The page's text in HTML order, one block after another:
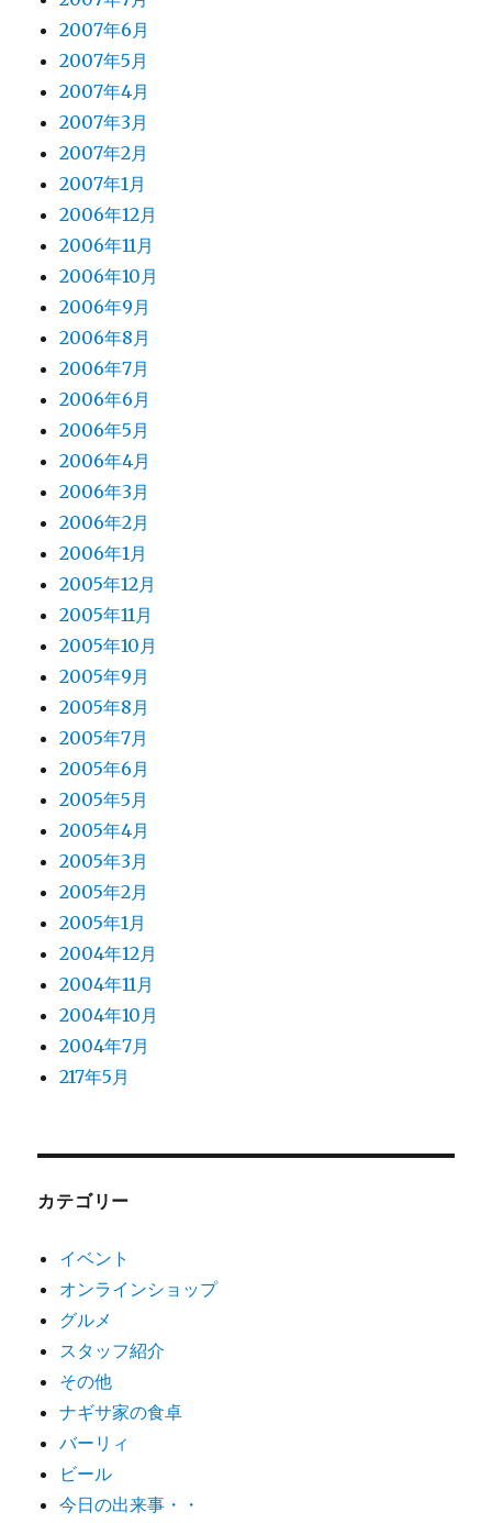
2007年6月
2007年5月
2007年4月
2007年3月
2007年2月
2007年1月
2006年12月
2006年11月
2006年10月
2006年9月
2006年8月
2006年7月
2006年6月
2006年5月
2006年4月
2006年3月
2006年2月
2006年1月
2005年12月
2005年11月
2005年10月
2005年9月
2005年8月
2005年7月
2005年6月
2005年5月
2005年4月
2005年3月
2005年2月
2005年1月
2004年12月
2004年11月
2004年10月
2004年7月
217年5月
カテゴリー
イベント
オンラインショップ
グルメ
スタッフ紹介
その他
ナギサ家の食卓
バーリィ
ビール
今日の出来事・・